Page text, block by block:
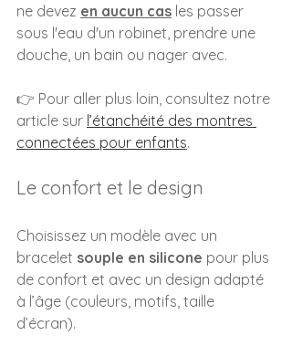
ne devez en aucun cas les passer
sous l'eau d'un robinet, prendre une
douche, un bain ou nager avec.
👉 Pour aller plus loin, consultez notre
article sur l’étanchéité des montres
connectées pour enfants.
Le confort et le design
Choisissez un modèle avec un
bracelet souple en silicone pour plus
de confort et avec un design adapté
à l’âge (couleurs, motifs, taille
d’écran).